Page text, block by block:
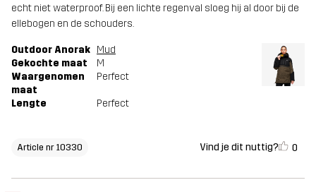
echt niet waterproof. Bij een lichte regenval sloeg hij al door bij de
ellebogen en de schouders.
Outdoor Anorak Mud
Gekochte maat
M
Waargenomen
maat
Perfect
Lengte Perfect
Article nr 10330 Vind je dit nuttig? 0